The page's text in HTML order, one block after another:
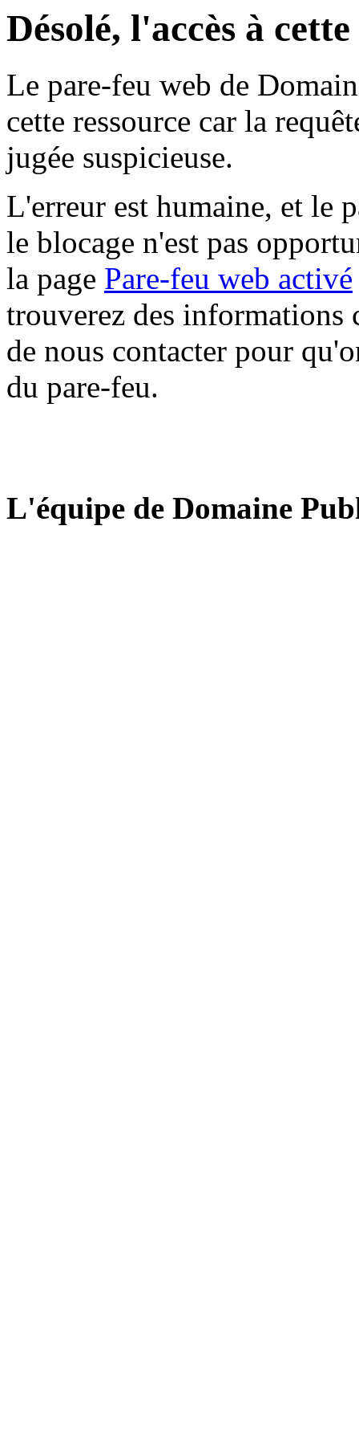
Désolé, l'accès à
Le pare-feu web de
cette ressource car la
jugée suspicieuse.
L'erreur est humaine, et le
le blocage n'est pas
la page Pare-feu web activé
trouverez des informations
de nous contacter pour
du pare-feu.
L'équipe de Domaine